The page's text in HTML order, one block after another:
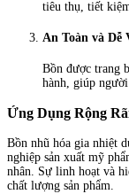
tiêu thụ, tiết
An Toàn và Dễ
Bồn được trang
hành, giúp
Ứng Dụng Rộng
Bồn nhũ hóa gia nhiệt
nghiệp sản xuất mỹ
nhân. Sự linh hoạt và
chất lượng sản phẩm.